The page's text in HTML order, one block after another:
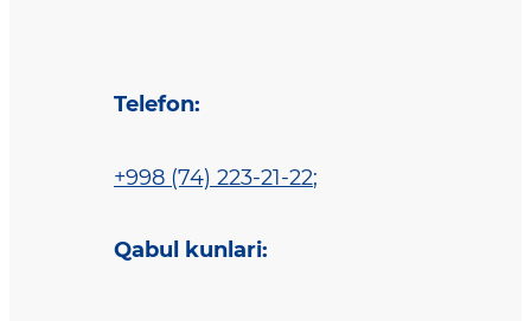
Telefon:
+998 (74) 223-21-22;
Qabul kunlari: